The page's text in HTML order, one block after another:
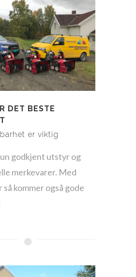
DET BESTE
er viktig
godkjent utstyr og
merkevarer. Med
kommer også gode